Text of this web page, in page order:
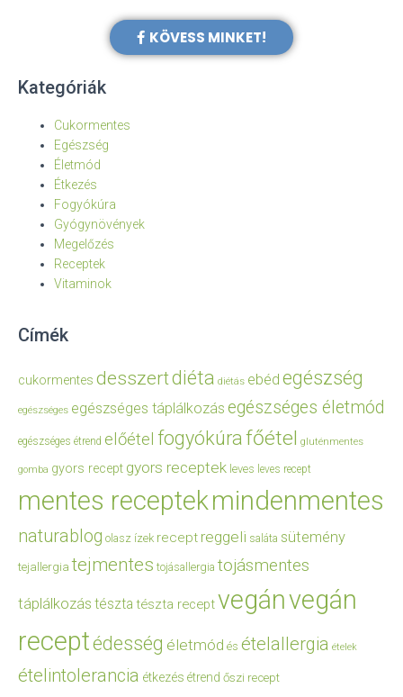
KÖVESS MINKET!
Kategóriák
Cukormentes
Egészség
Életmód
Étkezés
Fogyókúra
Gyógynövények
Megelőzés
Receptek
Vitaminok
Címék
cukormentes desszertdiéta diétás ebéd egészség
egészséges egészséges táplálkozás egészséges életmód
egészséges étrend előétel fogyókúrafőétel gluténmentes
gomba gyors recept gyors receptek leves leves recept
mentes receptekmindenmentes
naturablog olasz ízek recept reggeli saláta sütemény
tejallergia tejmentes tojásallergia tojásmentes
táplálkozás tészta tészta receptvegánvegán
receptédesség életmód és ételallergia ételek
ételintolerancia étkezés étrend őszi recept